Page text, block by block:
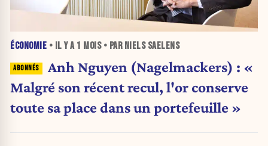
ÉCONOMIE • IL Y A 1 MOIS• PAR NIELS SAELENS
Anh Nguyen (Nagelmackers) : «
Malgré son récent recul, l'or conserve
toute sa place dans un portefeuille »